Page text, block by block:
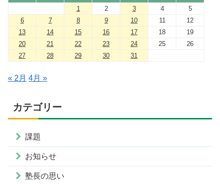
1
2 3 4
5
6
7 8 9 10 11
12
13
14 15 16 17 18
19
20
21 22 23 24 25
26
27
28 29 30 31
« 2月 4月 »
カテゴリー
課題
お知らせ
塾長の思い